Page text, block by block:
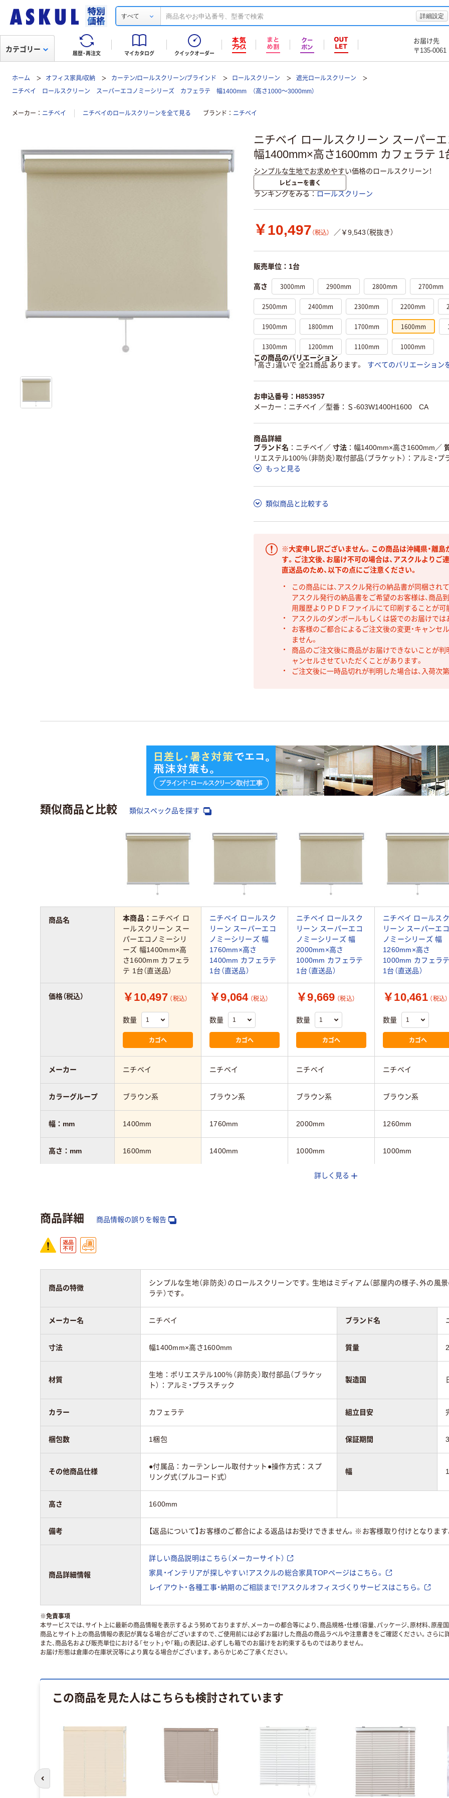
すべて 詳細設定
履歴・再注文 マイカタログ クイックオーダー
お届け先
〒135-0061
カテゴリー
ホーム オフィス家具/収納 カーテン/ロールスクリーン/ブラインド ロールスクリーン
遮光ロールスクリーン
ニチベイ ロールスクリーン スーパーエコノミーシリーズ カフェラテ 幅1400mm （高さ1000～3000mm）
メーカー ニチベイ ニチベイのロールスクリーンを全て見る ブランド ニチベイ
ニチベイ ロールスクリーン スーパー
幅1400mm×高さ1600mm カフェラテ 1
シンプルな生地でお求めやすい価格のロールスクリーン！
レビューを書く
ランキングをみる ロールスクリーン
￥10,497 （税込） ／￥9,543（税抜き）
販売単位：1台
高さ 3000mm 2900mm 2800mm 2700mm
2500mm 2400mm 2300mm 2200mm
1900mm 1800mm 1700mm 1600mm
1300mm 1200mm 1100mm 1000mm
この商品のバリエーション
「高さ」違いで 全21商品 あります。
すべてのバリエーション
お申込番号：H853957
メーカー：ニチベイ ／型番：Ｓ-603W1400H1600 CA
商品詳細
ブランド名
ニチベイ ／ 寸法 幅1400mm×高さ1600mm ／
リエステル100％（非防炎）取付部品（ブラケット）：アルミ・
もっと見る
類似商品と比較する
※大変申し訳ございません。この商品は沖縄県・離
す。ご注文後、お届け不可の場合は、アスクルよりご
直送品のため、以下の点にご注意ください。
この商品には、アスクル発行の納品書が同梱され
アスクル発行の納品書をご希望のお客様は、商品
用履歴よりＰＤＦファイルにて印刷することが可
アスクルのダンボールもしくは袋でのお届けでは
お客様のご都合によるご注文後の変更・キャンセ
ません。
商品のご注文後に商品がお届けできないことが判
ャンセルさせていただくことがあります。
ご注文後に一時品切れが判明した場合は、入荷次
類似商品と比較 類似スペック品を探す
本商品： ニチベイ ロ
ールスクリーン スー
パーエコノミーシリ
ーズ 幅1400mm×高
さ1600mm カフェラ
テ 1台（直送品）
ニチベイ ロールスク
リーン スーパーエコ
ノミーシリーズ 幅
1760mm×高さ
1400mm カフェラテ
1台（直送品）
ニチベイ ロールスク
リーン スーパーエコ
ノミーシリーズ 幅
2000mm×高さ
1000mm カフェラテ
1台（直送品）
ニチベイ ロールスク
リーン スーパーエコ
ノミーシリーズ 幅
1260mm×高さ
1000mm カフェラ
1台（直送品）
￥10,497 （税込）
数量
カゴへ
￥9,064 （税込）
数量
カゴへ
￥9,669 （税込）
数量
カゴへ
￥10,461 （税込）
数量
カゴへ
ニチベイ ニチベイ ニチベイ ニチベイ
ブラウン系 ブラウン系 ブラウン系 ブラウン系
1400mm 1760mm 2000mm 1260mm
1600mm 1400mm 1000mm 1000mm
商品名
価格（税込）
メーカー
カラーグループ
幅：mm
高さ：mm
詳しく見る
商品詳細 商品情報の誤りを報告
商品の特徴
シンプルな生地（非防炎）のロールスクリーンです。生地はミディアム（部屋内の様子、外の風
ラテ）です。
メーカー名 ニチベイ ブランド名
寸法 幅1400mm×高さ1600mm 質量
材質
生地：ポリエステル100％（非防炎）取付部品（ブラケッ
ト）：アルミ・プラスチック
製造国
カラー カフェラテ 組立目安
梱包数 1梱包 保証期間
その他商品仕様
●付属品：カーテンレール取付ナット●操作方式：スプ
リング式（プルコード式）
幅
高さ 1600mm
備考 【返品について】お客様のご都合による返品はお受けできません。※お客様取り付けとなりま
商品詳細情報
詳しい商品説明はこちら（メーカーサイト）
家具・インテリアが探しやすい！アスクルの総合家具TOPページはこちら。
レイアウト・各種工事・納期のご相談まで！アスクルオフィスづくりサービスはこちら。
※免責事項
本サービスでは、サイト上に最新の商品情報を表示するよう努めておりますが、メーカーの都合等により、商品規格・仕様（容量、パッケージ、原材料、原
商品とサイト上の商品情報の表記が異なる場合がございますので、ご使用前には必ずお届けした商品の商品ラベルや注意書きをご確認ください。さらに
また、商品名および販売単位における「セット」や「箱」の表記は、必ずしも箱でのお届けをお約束するものではありません。
お届け形態は倉庫の在庫状況等により異なる場合がございます。あらかじめご了承ください。
この商品を見た人はこちらも検討されています